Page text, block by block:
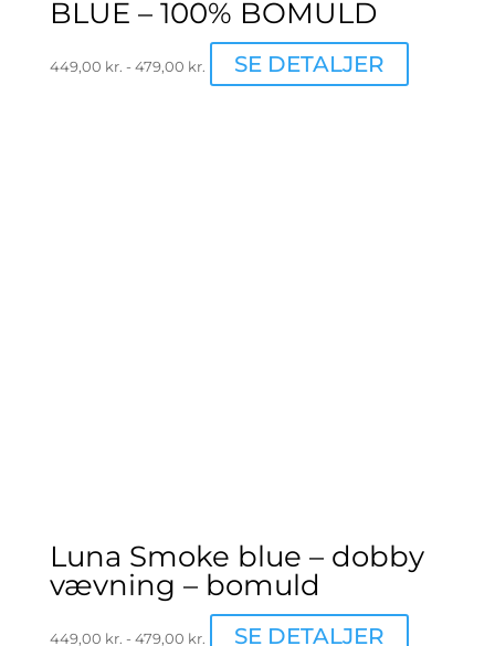
BLUE – 100% BOMULD
449,00 kr. - 479,00 kr. SE DETALJER
vare
Luna Smoke blue – dobby
vævning – bomuld
449,00 kr. - 479,00 kr. SE DETALJER